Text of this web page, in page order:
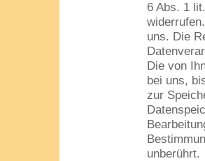
6 Abs. 1
uns. Die
Die von
bei uns,
zur
unberührt.